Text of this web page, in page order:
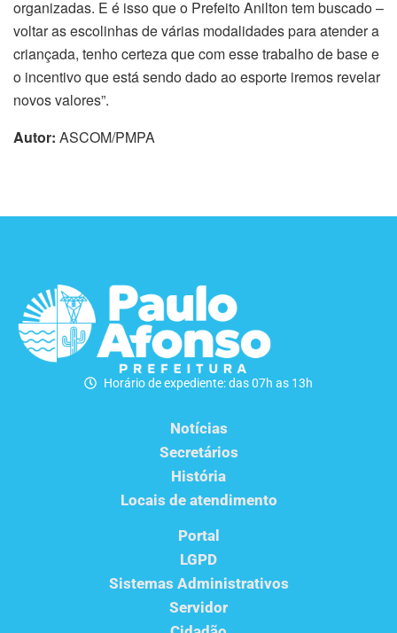
organizadas. E é isso que o Prefeito Anilton tem buscado –
voltar as escolinhas de várias modalidades para atender a
criançada, tenho certeza que com esse trabalho de base e
o incentivo que está sendo dado ao esporte iremos revelar
novos valores”.
Autor: ASCOM/PMPA
Horário de expediente: das 07h as 13h
Notícias
Secretários
História
Locais de atendimento
Portal
LGPD
Sistemas Administrativos
Servidor